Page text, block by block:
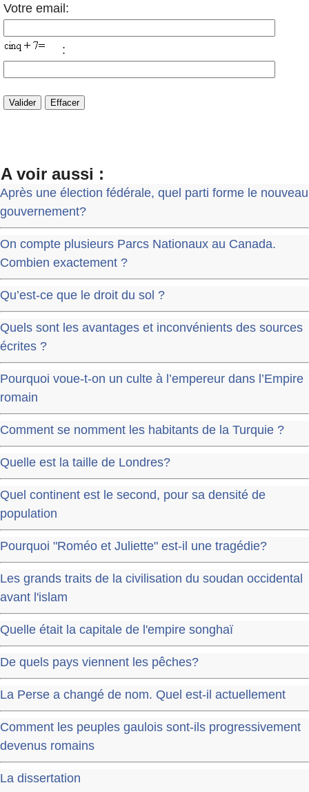
Votre email:
:
A voir aussi :
Après une élection fédérale, quel parti forme le nouveau
gouvernement?
On compte plusieurs Parcs Nationaux au Canada.
Combien exactement ?
Qu’est-ce que le droit du sol ?
Quels sont les avantages et inconvénients des sources
écrites ?
Pourquoi voue-t-on un culte à l’empereur dans l’Empire
romain
Comment se nomment les habitants de la Turquie ?
Quelle est la taille de Londres?
Quel continent est le second, pour sa densité de
population
Pourquoi "Roméo et Juliette" est-il une tragédie?
Les grands traits de la civilisation du soudan occidental
avant l'islam
Quelle était la capitale de l'empire songhaï
De quels pays viennent les pêches?
La Perse a changé de nom. Quel est-il actuellement
Comment les peuples gaulois sont-ils progressivement
devenus romains
La dissertation